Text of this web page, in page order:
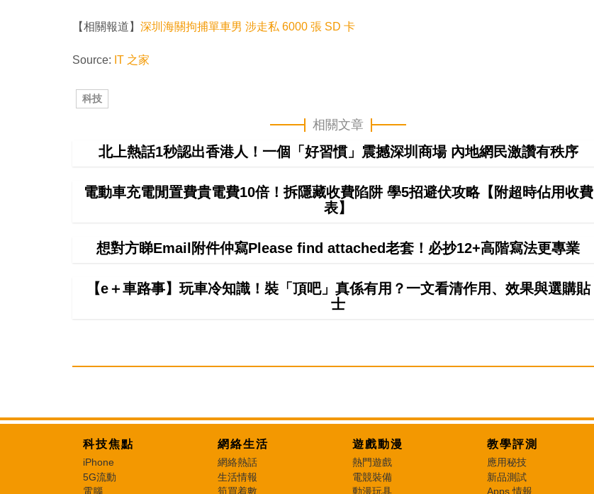
【相關報道】 深圳海關拘捕單車男 涉走私 6000 張 SD 卡
Source: IT 之家
科技
相關文章
北上熱話1秒認出香港人！一個「好習慣」震撼深圳商場 內地網民激讚有秩序
電動車充電閒置費貴電費10倍！拆隱藏收費陷阱 學5招避伏攻略【附超時佔用收費
表】
想對方睇Email附件仲寫Please find attached老套！必抄12+高階寫法更專業
【e＋車路事】玩車冷知識！裝「頂吧」真係有用？一文看清作用、效果與選購貼
士
科技焦點
iPhone
5G流動
電腦
網絡生活
網絡熱話
生活情報
筍買着數
遊戲動漫
熱門遊戲
電競裝備
動漫玩具
教學評測
應用秘技
新品測試
Apps 情報